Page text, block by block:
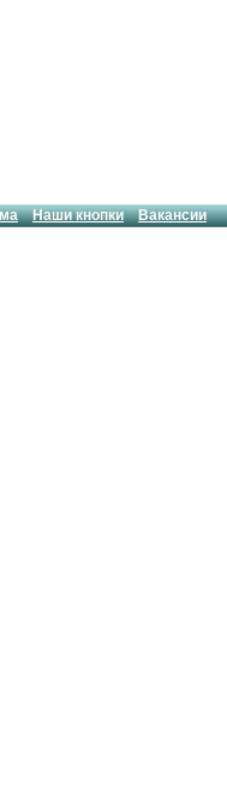
Наши кнопки Вакансии